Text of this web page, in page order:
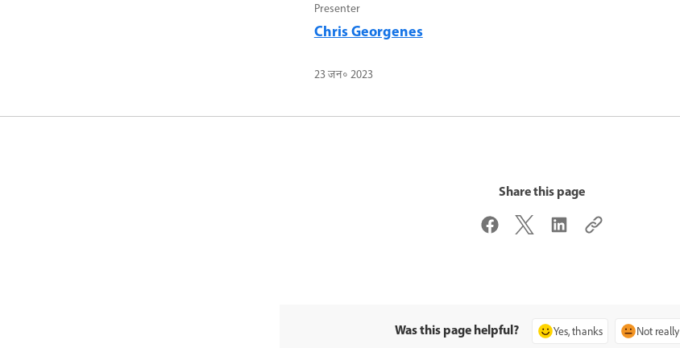
Presenter
Chris Georgenes
23 जन॰ 2023
Share this page
Was this page helpful? Yes, thanks Not really